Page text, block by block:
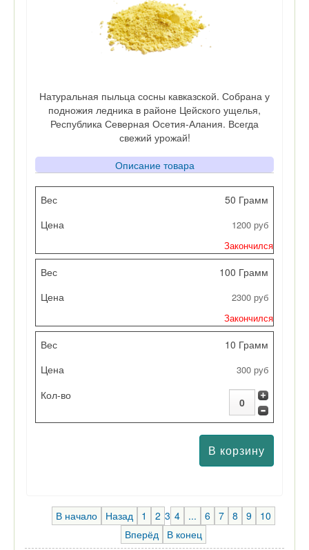
Натуральная пыльца сосны кавказской. Собрана у
подножия ледника в районе Цейского ущелья,
Республика Северная Осетия-Алания. Всегда
свежий урожай!
Описание товара
Вес
Цена
Кол-во
50 Грамм
1200 руб
Закончился
100 Грамм
2300 руб
Закончился
10 Грамм
300 руб
В начало Назад 1 2 3 4 ... 6 7 8 9
10
Вперёд
В конец